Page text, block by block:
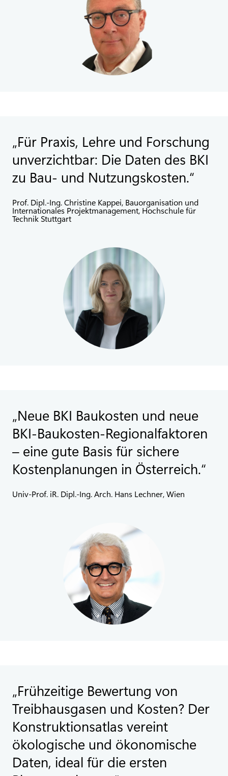
Für Praxis, Lehre und Forschung
unverzichtbar: Die Daten des BKI
zu Bau- und Nutzungskosten.
Prof. Dipl.-Ing. Christine Kappei, Bauorganisation und
Internationales Projektmanagement, Hochschule für
Technik Stuttgart
Neue BKI Baukosten und neue
BKI-Baukosten-Regionalfaktoren
– eine gute Basis für sichere
Kostenplanungen in Österreich.
Univ-Prof. iR. Dipl.-Ing. Arch. Hans Lechner, Wien
Frühzeitige Bewertung von
Treibhausgasen und Kosten? Der
Konstruktionsatlas vereint
ökologische und ökonomische
Daten, ideal für die ersten